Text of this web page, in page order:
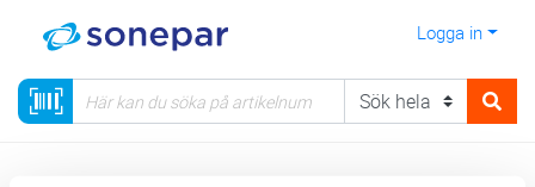
Logga in